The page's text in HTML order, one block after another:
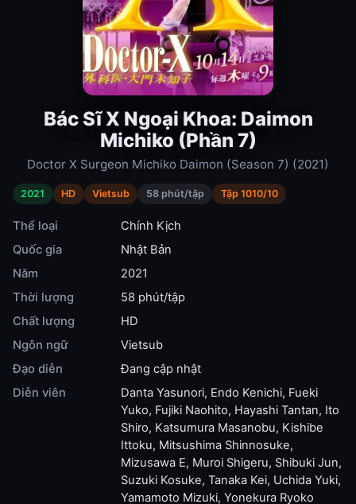
Bác Sĩ X Ngoại Khoa: Daimon
Michiko (Phần 7)
Doctor X Surgeon Michiko Daimon (Season 7) (2021)
2021 HD Vietsub 58 phút/tập Tập 1010/10
Thể loại
Chính Kịch
Quốc gia
Nhật Bản
Năm
2021
Thời lượng
58 phút/tập
Chất lượng
HD
Ngôn ngữ
Vietsub
Đạo diễn
Đang cập nhật
Diễn viên
Danta Yasunori, Endo Kenichi, Fueki
Yuko, Fujiki Naohito, Hayashi Tantan, Ito
Shiro, Katsumura Masanobu, Kishibe
Ittoku, Mitsushima Shinnosuke,
Mizusawa E, Muroi Shigeru, Shibuki Jun,
Suzuki Kosuke, Tanaka Kei, Uchida Yuki,
Yamamoto Mizuki, Yonekura Ryoko